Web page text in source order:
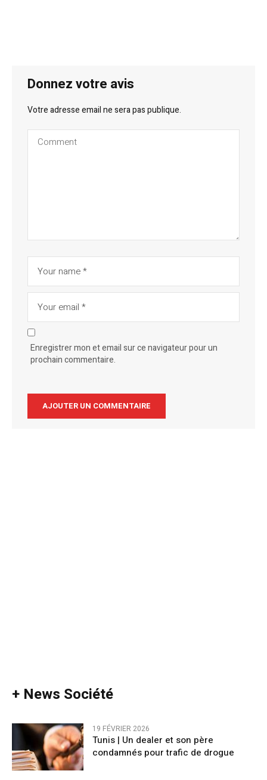
Donnez votre avis
Votre adresse email ne sera pas publique.
Enregistrer mon et email sur ce navigateur pour un
prochain commentaire.
+ News Société
19 FÉVRIER 2026
Tunis | Un dealer et son père
condamnés pour trafic de drogue